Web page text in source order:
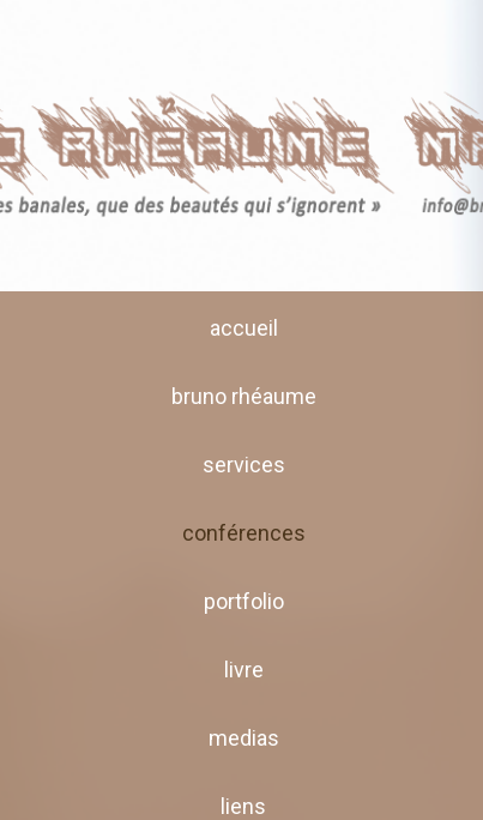
accueil
bruno rhéaume
services
conférences
portfolio
livre
medias
liens